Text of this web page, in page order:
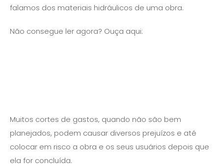
falamos dos materiais hidráulicos de uma obra.
Não consegue ler agora? Ouça aqui:
Muitos cortes de gastos, quando não são bem
planejados, podem causar diversos prejuízos e até
colocar em risco a obra e os seus usuários depois que
ela for concluída.